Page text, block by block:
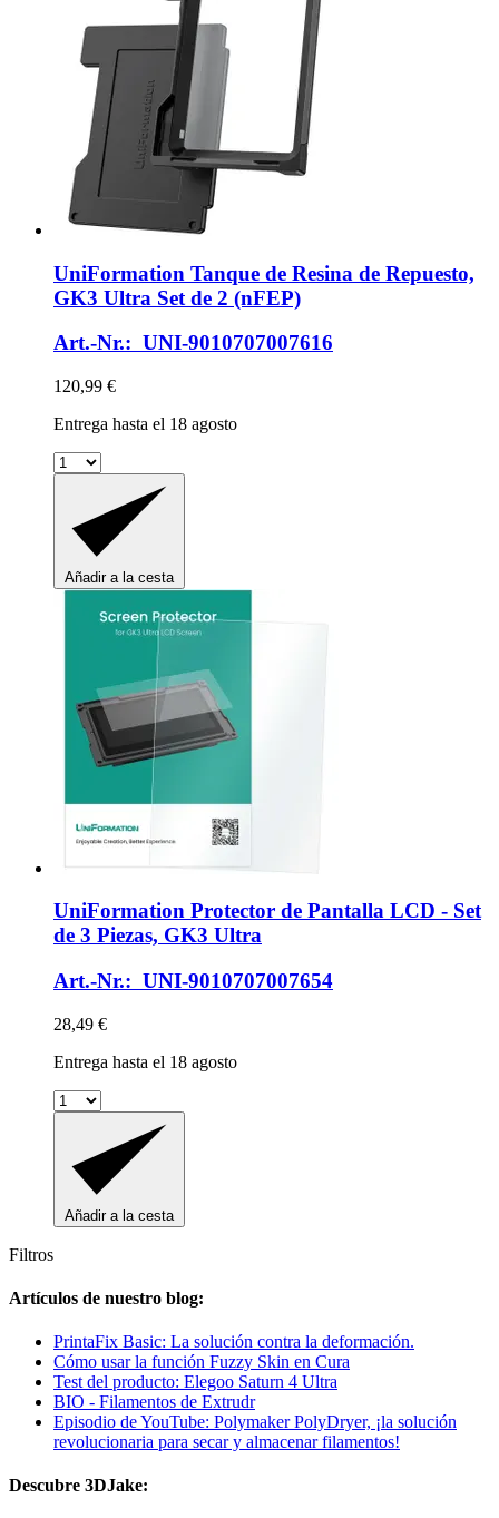
UniFormation Tanque de Resina de Repuesto,
GK3 Ultra Set de 2 (nFEP)
Art.-Nr.: UNI-9010707007616
120,99 €
Entrega hasta el 18 agosto
Añadir a la cesta
UniFormation Protector de Pantalla LCD -​ Set
de 3 Piezas, GK3 Ultra
Art.-Nr.: UNI-9010707007654
28,49 €
Entrega hasta el 18 agosto
Añadir a la cesta
Filtros
Artículos de nuestro blog:
PrintaFix Basic: La solución contra la deformación.
Cómo usar la función Fuzzy Skin en Cura
Test del producto: Elegoo Saturn 4 Ultra
BIO - Filamentos de Extrudr
Episodio de YouTube: Polymaker PolyDryer, ¡la solución
revolucionaria para secar y almacenar filamentos!
Descubre 3DJake: